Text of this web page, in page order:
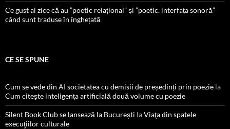
Ce gust ai zice că au ”poetic relațional” și ”poetic. interfața sonoră”
când sunt traduse în înghețată
CE SE SPUNE
Cum se vede din AI societatea cu demisii de președinți prin poezie la
Cum citește inteligența artificială două volume cu poezie
Silent Book Club se lansează la București laViaţa din spatele
execuţiilor culturale